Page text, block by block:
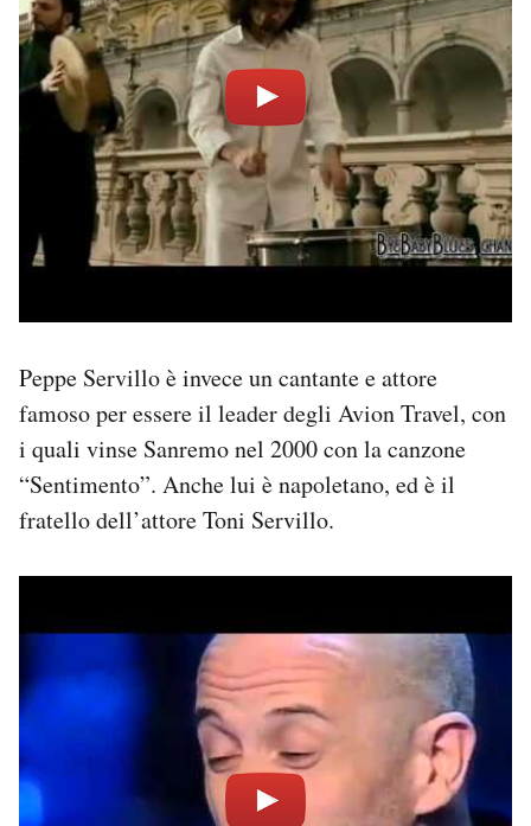
Peppe Servillo è invece un cantante e attore
famoso per essere il leader degli Avion Travel, con
i quali vinse Sanremo nel 2000 con la canzone
“Sentimento”. Anche lui è napoletano, ed è il
fratello dell’attore Toni Servillo.